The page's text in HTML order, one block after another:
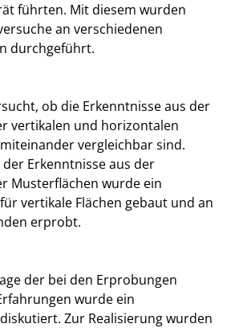
führten. Mit diesem wurden
an verschiedenen
durchgeführt.
ob die Erkenntnisse aus der
vertikalen und horizontalen
vergleichbar sind.
Erkenntnisse aus der
Musterflächen wurde ein
vertikale Flächen gebaut und an
erprobt.
der bei den Erprobungen
wurde ein
Zur Realisierung wurden